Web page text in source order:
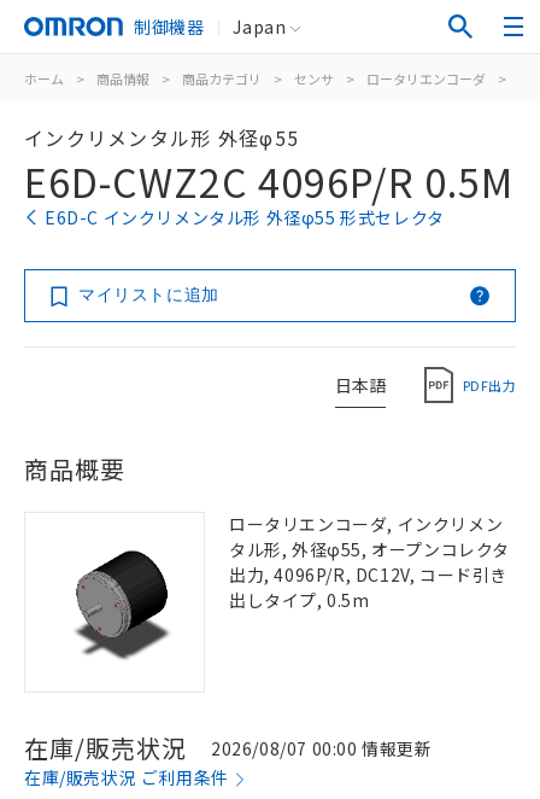
制御機器 Japan
ホーム > 商品情報 > 商品カテゴリ > センサ > ロータリエンコーダ >
インクリメンタル形 外径φ55
E6D-CWZ2C 4096P/R 0.5M
E6D-C インクリメンタル形 外径φ55 形式セレクタ
マイリストに追加
日本語 PDF出力
商品概要
ロータリエンコーダ, インクリメン
タル形, 外径φ55, オープンコレクタ
出力, 4096P/R, DC12V, コード引き
出しタイプ, 0.5m
在庫/販売状況
2026/08/07 00:00 情報更新
在庫/販売状況 ご利用条件